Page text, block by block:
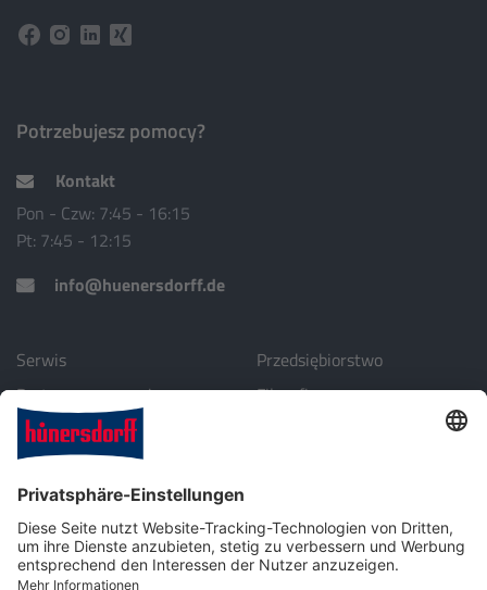
Potrzebujesz pomocy?
Kontakt
Pon - Czw: 7:45 - 16:15
Pt: 7:45 - 12:15
info@huenersdorff.de
Serwis
Partnerzy za granicą
Download
Przedsiębiorstwo
Filozofia
Kontakt